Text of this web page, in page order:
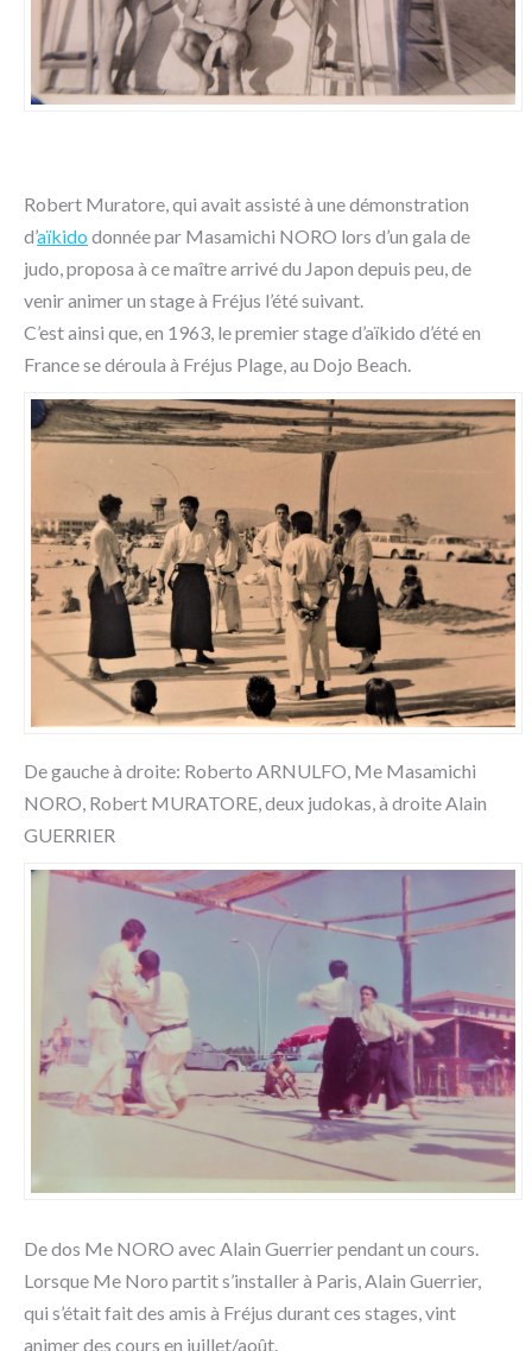
Robert Muratore, qui avait assisté à une démonstration
d’aïkido donnée par Masamichi NORO lors d’un gala de
judo, proposa à ce maître arrivé du Japon depuis peu, de
venir animer un stage à Fréjus l’été suivant.
C’est ainsi que, en 1963, le premier stage d’aïkido d’été en
France se déroula à Fréjus Plage, au Dojo Beach.
De gauche à droite: Roberto ARNULFO, Me Masamichi
NORO, Robert MURATORE, deux judokas, à droite Alain
GUERRIER
De dos Me NORO avec Alain Guerrier pendant un cours.
Lorsque Me Noro partit s’installer à Paris, Alain Guerrier,
qui s’était fait des amis à Fréjus durant ces stages, vint
animer des cours en juillet/août.